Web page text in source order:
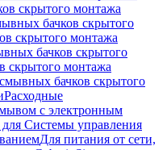
скрытого монтажа
бачков скрытого
скрытого монтажа
бачков скрытого
скрытого монтажа
бачков скрытого
Расходные
с электронным
для Системы управления
Для питания от сети,